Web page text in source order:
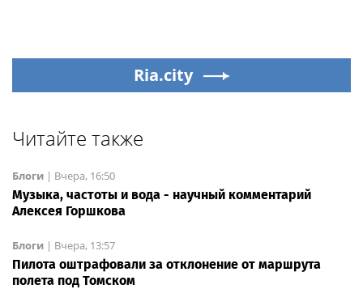
Ria.city
Читайте также
Блоги | Вчера, 16:50
Музыка, частоты и вода - научный комментарий
Алексея Горшкова
Блоги | Вчера, 13:57
Пилота оштрафовали за отклонение от маршрута
полета под Томском